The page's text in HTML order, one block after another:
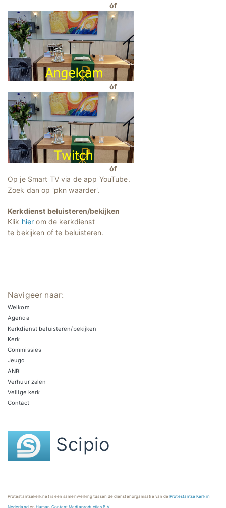
óf
óf
óf
Op je Smart TV via de app YouTube.
Zoek dan op 'pkn waarder'.
Kerkdienst beluisteren/bekijken
Klik hier om de kerkdienst
te bekijken of te beluisteren.
Navigeer naar:
Welkom
Agenda
Kerkdienst beluisteren/bekijken
Kerk
Commissies
Jeugd
ANBI
Verhuur zalen
Veilige kerk
Contact
Scipio
Protestantsekerk.net is een samenwerking tussen de dienstenorganisatie van deProtestantse Kerk in
NederlandenHuman Content Mediaproducties B.V.